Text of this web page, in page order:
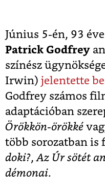
Június 5-én, 93
Patrick Godfrey
színész
Irwin) jelentette be
Godfrey számos
adaptációban
Örökkön-örökké
több sorozatban
doki?, Az Úr sötét
démonai.